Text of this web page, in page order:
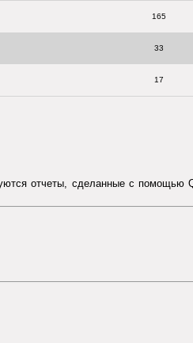
165
33
17
отчеты, сделанные с помощью